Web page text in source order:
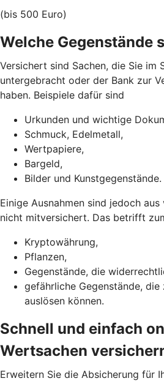
(bis 500 Euro)
Welche Gegenstände
Versichert sind Sachen, die Sie im
untergebracht oder der Bank zur
haben. Beispiele dafür sind
Urkunden und wichtige
Schmuck, Edelmetall,
Wertpapiere,
Bargeld,
Bilder und Kunstgegenstände.
Einige Ausnahmen sind jedoch
nicht mitversichert. Das betrifft
Kryptowährung,
Pflanzen,
Gegenstände, die
gefährliche Gegenstände, die
auslösen können.
Schnell und einfach
Wertsachen
Erweitern Sie die Absicherung für